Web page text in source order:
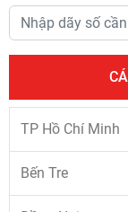
TP Hồ Chí Minh
Bến Tre